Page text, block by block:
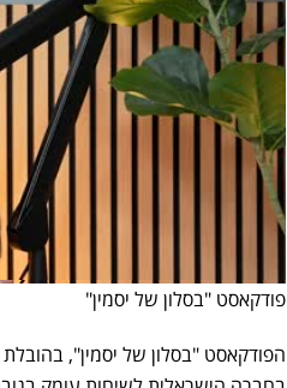
פודקאסט "בסלון של יסמין"
הפודקאסט "בסלון של יסמין", בהובלת